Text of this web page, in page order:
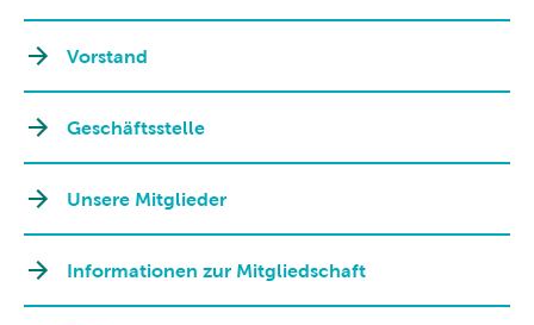
Vorstand
Geschäftsstelle
Unsere Mitglieder
Informationen zur Mitgliedschaft